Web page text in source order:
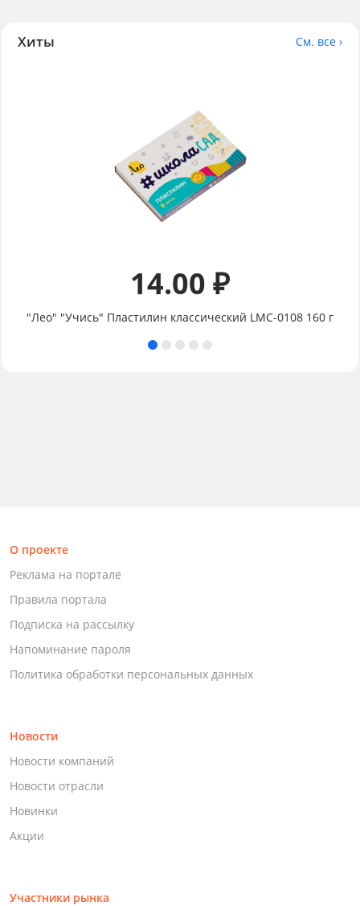
Хиты См. все ›
14.00 ₽
"Лео" "Учись" Пластилин классический LMC-0108 160 г
О проекте
Реклама на портале
Правила портала
Подписка на рассылку
Напоминание пароля
Политика обработки персональных данных
Новости
Новости компаний
Новости отрасли
Новинки
Акции
Участники рынка